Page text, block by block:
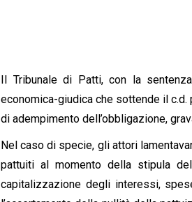
Il Tribunale di Patti, con la
economica-giudica che sottende il
di adempimento dell’obbligazione,
Nel caso di specie, gli attori
pattuiti al momento della stipula
capitalizzazione degli interessi,